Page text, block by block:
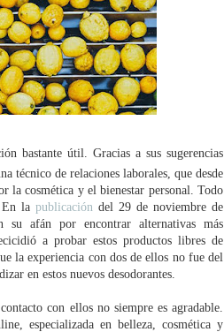
bastante útil. Gracias a sus sugerencias
técnico de relaciones laborales, que desde
la cosmética y el bienestar personal. Todo
En lapublicación del 29 de noviembre de
su afán por encontrar alternativas más
a probar estos productos libres de
la experiencia con dos de ellos no fue del
en estos nuevos desodorantes.
con ellos no siempre es agradable.
especializada en belleza, cosmética y